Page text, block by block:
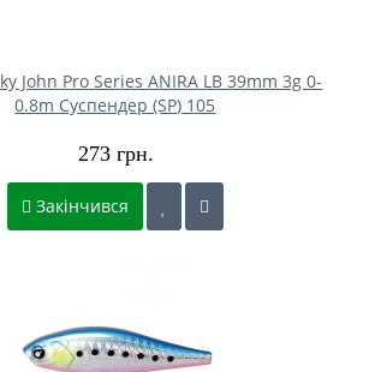
John Pro Series ANIRA LB 39mm 3g 0-
0.8m Cуспендер (SP) 105
273 грн.
Закінчився